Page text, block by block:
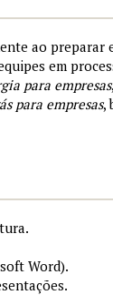
ao preparar
em
para empresas,
para empresas,
Word).